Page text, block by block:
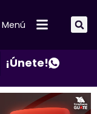
Menú
¡Únete!